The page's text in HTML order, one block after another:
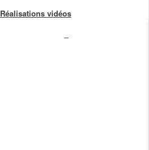
Réalisations vidéos
–